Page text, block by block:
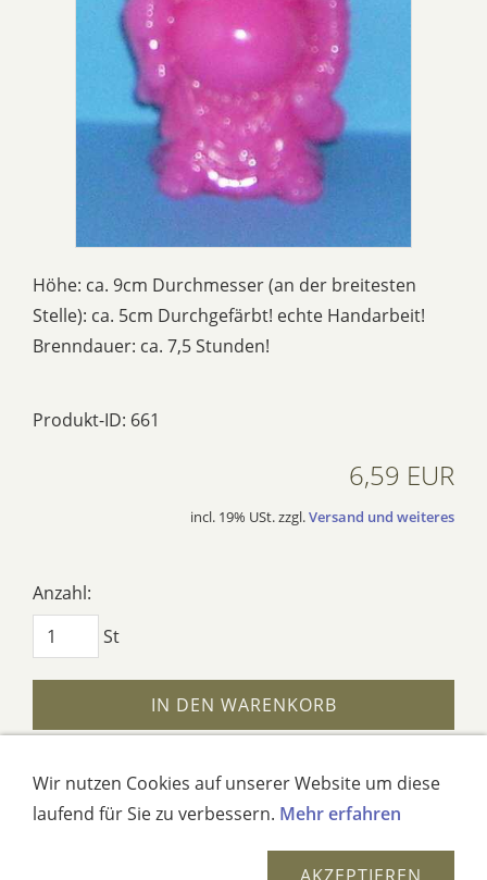
Höhe: ca. 9cm Durchmesser (an der breitesten
Stelle): ca. 5cm Durchgefärbt! echte Handarbeit!
Brenndauer: ca. 7,5 Stunden!
Produkt-ID: 661
6,59 EUR
incl. 19% USt. zzgl.Versand und weiteres
Anzahl:
St
IN DEN WARENKORB
Dieses Produkt weiterempfehlen
Wir nutzen Cookies auf unserer Website um diese
laufend für Sie zu verbessern. Mehr erfahren